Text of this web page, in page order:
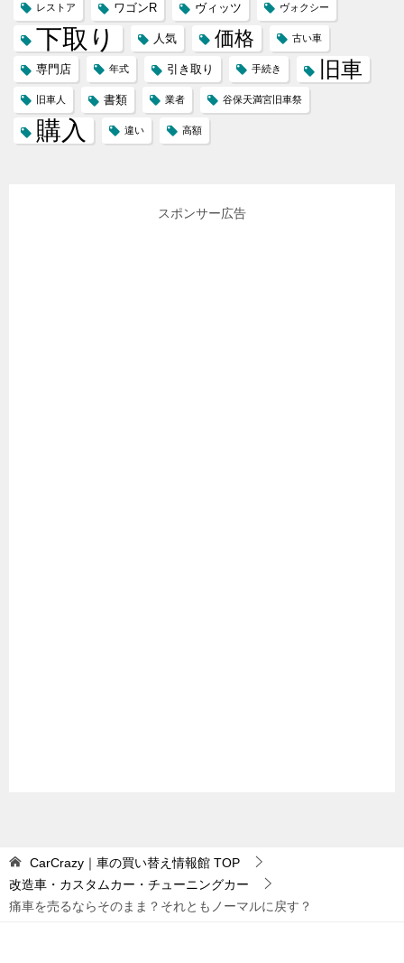
レストア ワゴンR ヴィッツ ヴォクシー
下取り 人気 価格 古い車
専門店 年式 引き取り 手続き 旧車
旧車人 書類 業者 谷保天満宮旧車祭
購入 違い 高額
スポンサー広告
CarCrazy｜車の買い替え情報館 TOP
改造車・カスタムカー・チューニングカー
痛車を売るならそのまま？それともノーマルに戻す？